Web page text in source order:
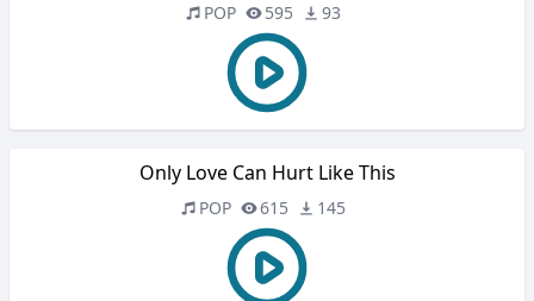
POP 595 93
Only Love Can Hurt Like This
POP 615 145